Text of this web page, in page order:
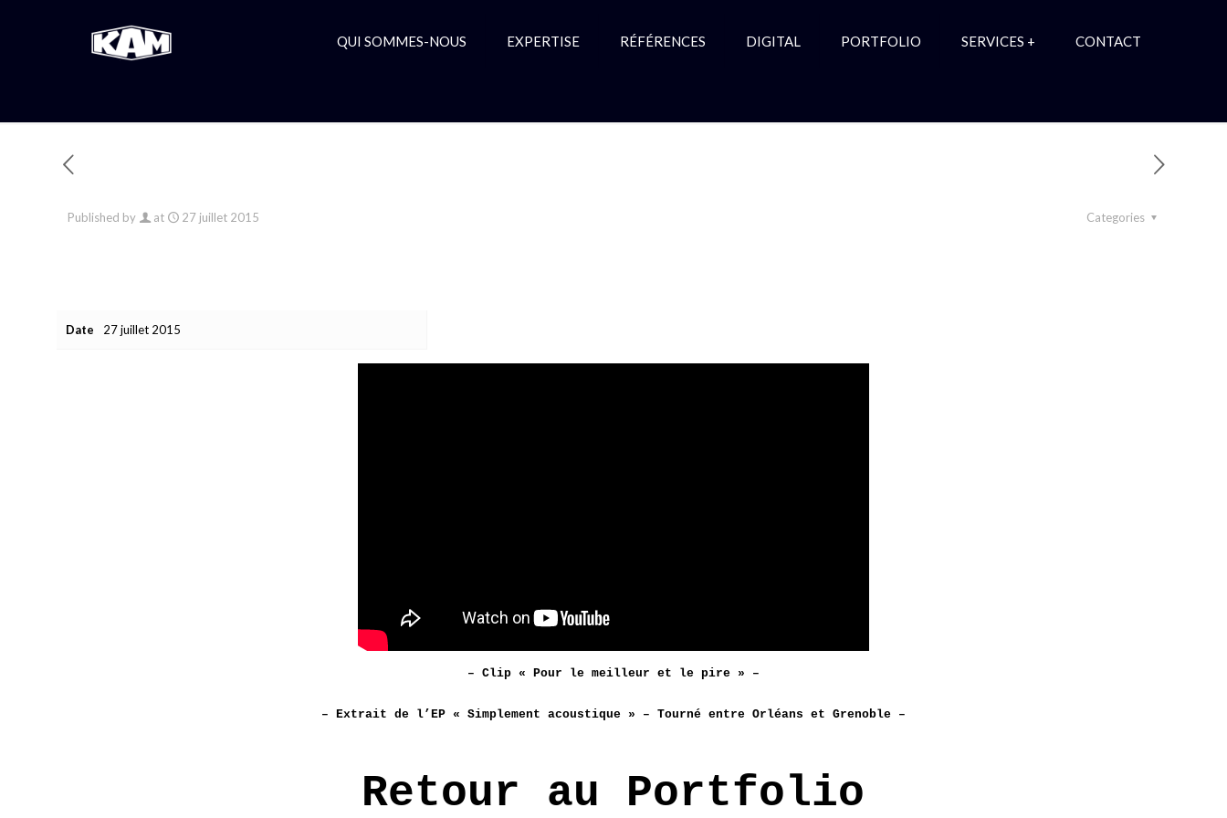
QUI SOMMES-NOUS EXPERTISE RÉFÉRENCES DIGITAL PORTFOLIO SERVICES + CONTACT
Published by at 27 juillet 2015 Categories
Date 27 juillet 2015
– Clip « Pour le meilleur et le pire » –
– Extrait de l’EP « Simplement acoustique » – Tourné entre Orléans et Grenoble –
Retour au Portfolio